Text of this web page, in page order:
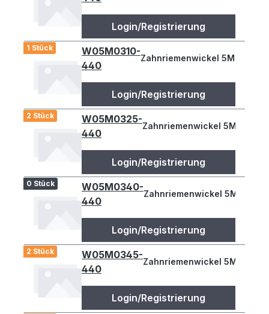
Login/Registrierung
1 Stück
W05M0310-
440
Zahnriemenwickel 5M 310
Login/Registrierung
2 Stück
W05M0325-
440
Zahnriemenwickel 5M 325
Login/Registrierung
0 Stück
W05M0340-
440
Zahnriemenwickel 5M 340
Login/Registrierung
2 Stück
W05M0345-
440
Zahnriemenwickel 5M 345
Login/Registrierung